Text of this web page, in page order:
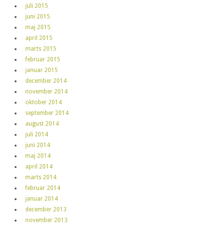
juli 2015
juni 2015
maj 2015
april 2015
marts 2015
februar 2015
januar 2015
december 2014
november 2014
oktober 2014
september 2014
august 2014
juli 2014
juni 2014
maj 2014
april 2014
marts 2014
februar 2014
januar 2014
december 2013
november 2013